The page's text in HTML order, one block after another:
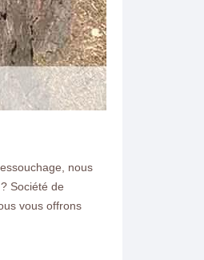
nous
Société de
vous offrons